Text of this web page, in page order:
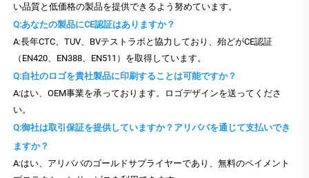
い品質と低価格の製品を提供できるよう努めています。
Q:あなたの製品にCE認証はありますか？
A:長年CTC、TUV、BVテストラボと協力しており、殆どがCE認証
（EN420、EN388、EN511）を取得しています。
Q:自社のロゴを貴社製品に印刷することは可能ですか？
A:はい、OEM事業を承っております。ロゴデザインを送ってくださ
い。
Q:御社は取引保証を提供していますか？アリババを通じて支払いでき
ますか？
A:はい、アリババのゴールドサプライヤーであり、無料のペイメント